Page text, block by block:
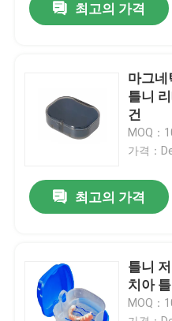
최고의 가격
마그네
틀니
건
MOQ：
가격：
최고의 가격
틀니
치아
MOQ：